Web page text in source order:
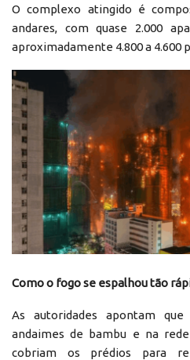
O complexo atingido é
andares, com quase 2.000
aproximadamente 4.800 a 4.600
Como o fogo se espalhou tão
As autoridades apontam
andaimes de bambu e na
cobriam os prédios para